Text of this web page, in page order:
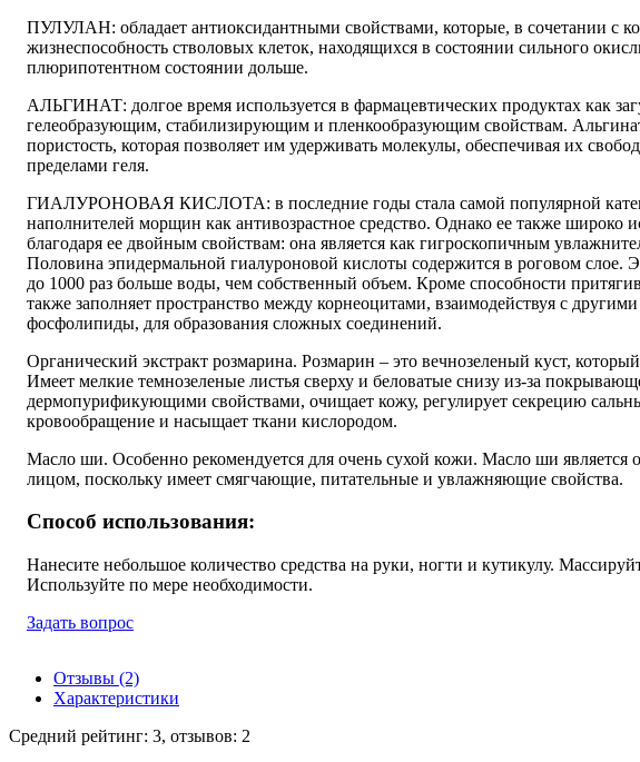
ПУЛУЛАН: обладает антиоксидантными свойствами, которые, в сочетании с
жизнеспособность стволовых клеток, находящихся в состоянии сильного
плюрипотентном состоянии дольше.
АЛЬГИНАТ: долгое время используется в фармацевтических продуктах как
гелеобразующим, стабилизирующим и пленкообразующим свойствам.
пористость, которая позволяет им удерживать молекулы, обеспечивая их
пределами геля.
ГИАЛУРОНОВАЯ КИСЛОТА: в последние годы стала самой популярной
наполнителей морщин как антивозрастное средство. Однако ее также широко
благодаря ее двойным свойствам: она является как гигроскопичным
Половина эпидермальной гиалуроновой кислоты содержится в роговом слое.
до 1000 раз больше воды, чем собственный объем. Кроме способности
также заполняет пространство между корнеоцитами, взаимодействуя с
фосфолипиды, для образования сложных соединений.
Органический экстракт розмарина. Розмарин – это вечнозеленый куст,
Имеет мелкие темнозеленые листья сверху и беловатые снизу из-за
дермопурификующими свойствами, очищает кожу, регулирует секрецию
кровообращение и насыщает ткани кислородом.
Масло ши. Особенно рекомендуется для очень сухой кожи. Масло ши является
лицом, поскольку имеет смягчающие, питательные и увлажняющие свойства.
Способ использования:
Нанесите небольшое количество средства на руки, ногти и кутикулу.
Используйте по мере необходимости.
Задать вопрос
Отзывы (2)
Характеристики
Средний рейтинг: 3, отзывов: 2